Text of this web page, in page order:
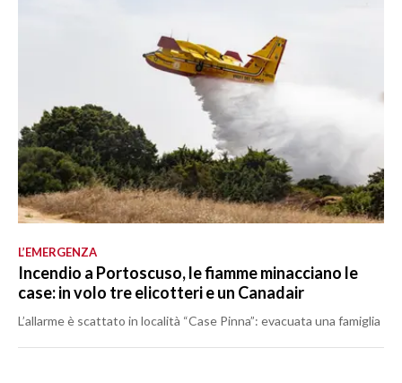
L’EMERGENZA
Incendio a Portoscuso, le fiamme minacciano le
case: in volo tre elicotteri e un Canadair
L’allarme è scattato in località “Case Pinna”: evacuata una famiglia